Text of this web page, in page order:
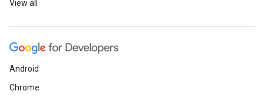
View all
Android
Chrome